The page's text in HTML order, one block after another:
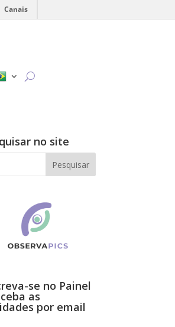
Canais
no site
se no Painel
as
por email